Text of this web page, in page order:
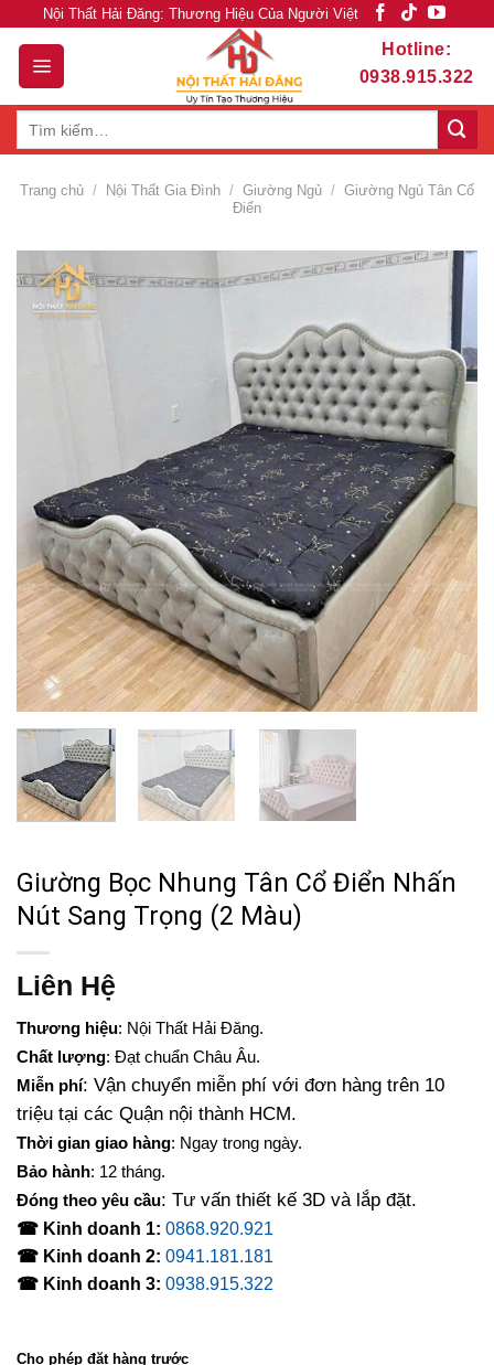
content
Nội Thất Hải Đăng: Thương Hiệu Của Người Việt
Hotline:
0938.915.322
Trang chủ / Nội Thất Gia Đình / Giường Ngủ / Giường Ngủ Tân Cổ
Điển
Giường Bọc Nhung Tân Cổ Điển Nhấn
Nút Sang Trọng (2 Màu)
Liên Hệ
Thương hiệu: Nội Thất Hải Đăng.
Chất lượng: Đạt chuẩn Châu Âu.
Miễn phí: Vận chuyển miễn phí với đơn hàng trên 10
triệu tại các Quận nội thành HCM.
Thời gian giao hàng: Ngay trong ngày.
Bảo hành: 12 tháng.
Đóng theo yêu cầu: Tư vấn thiết kế 3D và lắp đặt.
☎ Kinh doanh 1: 0868.920.921
☎ Kinh doanh 2: 0941.181.181
☎ Kinh doanh 3: 0938.915.322
Cho phép đặt hàng trước